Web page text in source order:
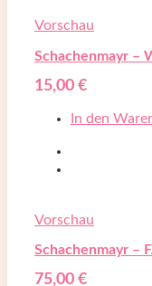
Vorschau
Schachenmayr –
15,00 €
In den
Vorschau
Schachenmayr –
75,00 €